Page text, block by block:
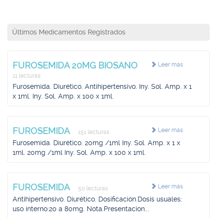
Últimos Medicamentos Registrados
Leer más
FUROSEMIDA 20MG BIOSANO
11 lecturas
Furosemida. Diurético. Antihipertensivo. Iny. Sol. Amp. x 1
x 1ml. Iny. Sol. Amp. x 100 x 1ml.
Leer más
FUROSEMIDA 151 lecturas
Furosemida. Diurético. 20mg /1ml Iny. Sol. Amp. x 1 x
1ml. 20mg /1ml Iny. Sol. Amp. x 100 x 1ml.
Leer más
FUROSEMIDA 50 lecturas
Antihipertensivo. Diurético. Dosificación.Dosis usuales:
uso interno:20 a 80mg. Nota.Presentacion...